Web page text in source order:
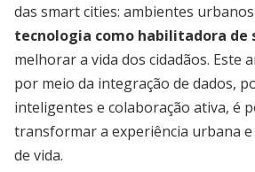
das smart cities: ambientes
tecnologia como habilitadora de
melhorar a vida dos cidadãos. Este
por meio da integração de dados,
inteligentes e colaboração ativa, é
transformar a experiência urbana e
de vida.